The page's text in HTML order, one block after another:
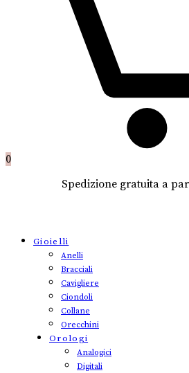
0
Spedizione gratuita a
Gioielli
Anelli
Bracciali
Cavigliere
Ciondoli
Collane
Orecchini
Orologi
Analogici
Digitali